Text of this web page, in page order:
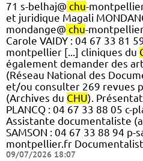
71 s-belhaj@ chu-
et juridique Magali
mondange@ chu-
Carole VAIDY : 04 67 33 81
montpellier [...] cliniques du
également demander des
(Réseau National des
et/ou consulter 269 revues
(Archives du CHU).
PLANCQ : 04 67 33 88 05 c-
Assistante documentaliste
SAMSON : 04 67 33 88 94 p-
montpellier.fr
09/07/2026 18:07